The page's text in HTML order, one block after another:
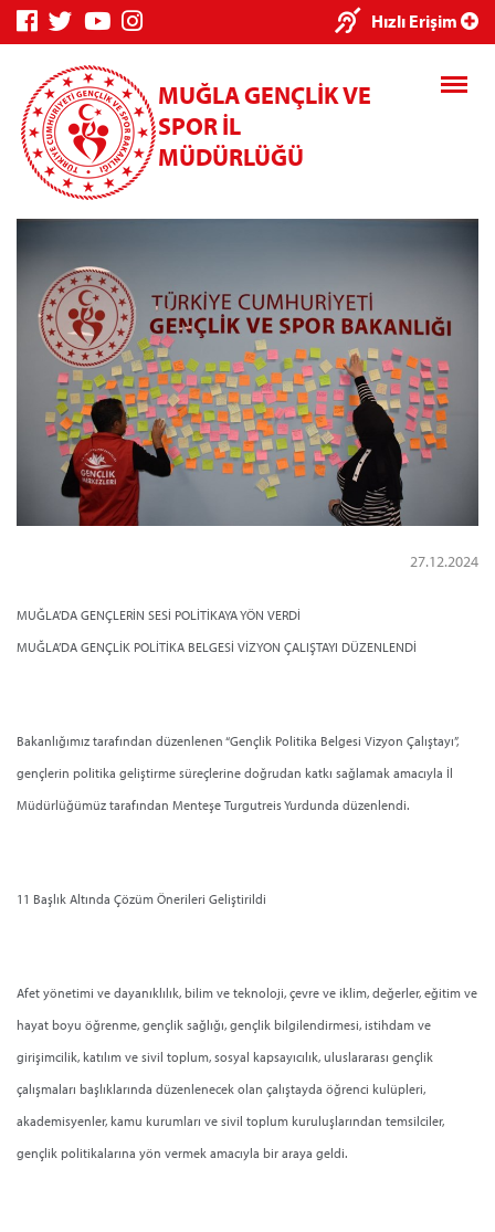
Hızlı Erişim
MUĞLA GENÇLİK VE
SPOR İL
MÜDÜRLÜĞÜ
27.12.2024
MUĞLA’DA GENÇLERİN SESİ POLİTİKAYA YÖN VERDİ
MUĞLA’DA GENÇLİK POLİTİKA BELGESİ VİZYON ÇALIŞTAYI DÜZENLENDİ
Bakanlığımız tarafından düzenlenen “Gençlik Politika Belgesi Vizyon Çalıştayı”,
gençlerin politika geliştirme süreçlerine doğrudan katkı sağlamak amacıyla İl
Müdürlüğümüz tarafından Menteşe Turgutreis Yurdunda düzenlendi.
11 Başlık Altında Çözüm Önerileri Geliştirildi
Afet yönetimi ve dayanıklılık, bilim ve teknoloji, çevre ve iklim, değerler, eğitim ve
hayat boyu öğrenme, gençlik sağlığı, gençlik bilgilendirmesi, istihdam ve
girişimcilik, katılım ve sivil toplum, sosyal kapsayıcılık, uluslararası gençlik
çalışmaları başlıklarında düzenlenecek olan çalıştayda öğrenci kulüpleri,
akademisyenler, kamu kurumları ve sivil toplum kuruluşlarından temsilciler,
gençlik politikalarına yön vermek amacıyla bir araya geldi.
×
Sistemi
Kredi/Yurt E-
Ödeme